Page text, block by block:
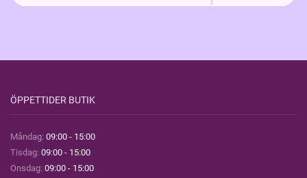
ÖPPETTIDER BUTIK
Måndag: 09:00 - 15:00
Tisdag: 09:00 - 15:00
Onsdag: 09:00 - 15:00